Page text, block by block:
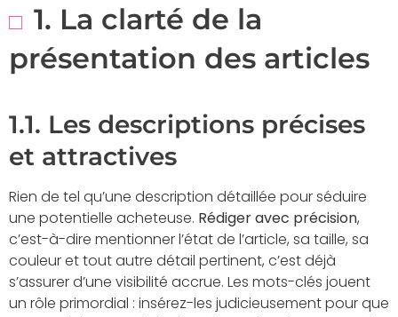
1. La clarté de la
présentation des articles
1.1. Les descriptions précises
et attractives
Rien de tel qu’une description détaillée pour séduire
une potentielle acheteuse. Rédiger avec précision,
c’est-à-dire mentionner l’état de l’article, sa taille, sa
couleur et tout autre détail pertinent, c’est déjà
s’assurer d’une visibilité accrue. Les mots-clés jouent
un rôle primordial : insérez-les judicieusement pour que